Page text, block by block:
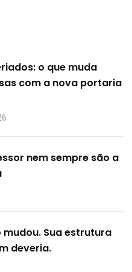
o que muda
com a nova portaria
nem sempre são a
Sua estrutura
deveria.